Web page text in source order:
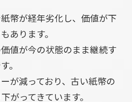
幣が経年劣化し、価値が下
あります。
値が今の状態のまま継続す
。
が減っており、古い紙幣の
がってきています。